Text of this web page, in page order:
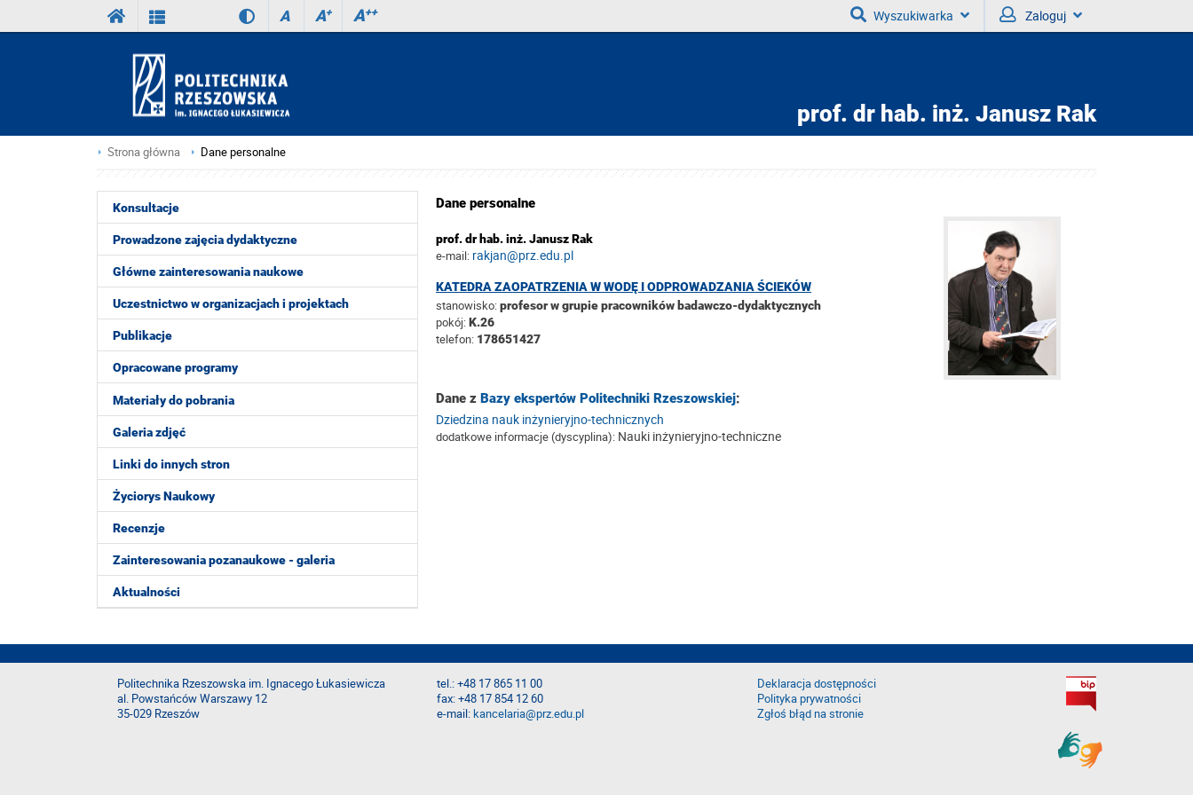
A A+ A++ Wyszukiwarka Zaloguj
prof. dr hab. inż. Janusz Rak
Strona główna Dane personalne
Konsultacje
Prowadzone zajęcia dydaktyczne
Główne zainteresowania naukowe
Uczestnictwo w organizacjach i projektach
Publikacje
Opracowane programy
Materiały do pobrania
Galeria zdjęć
Linki do innych stron
Życiorys Naukowy
Recenzje
Zainteresowania pozanaukowe - galeria
Aktualności
Dane personalne
prof. dr hab. inż. Janusz Rak
e-mail: rakjan@prz.edu.pl
KATEDRA ZAOPATRZENIA W WODĘ I ODPROWADZANIA ŚCIEKÓW
stanowisko:profesor w grupie pracowników badawczo-dydaktycznych
pokój:K.26
telefon: 178651427
Dane z Bazy ekspertów Politechniki Rzeszowskiej:
Dziedzina nauk inżynieryjno-technicznych
dodatkowe informacje (dyscyplina): Nauki inżynieryjno-techniczne
Politechnika Rzeszowska im. Ignacego Łukasiewicza
al. Powstańców Warszawy 12
35-029 Rzeszów
tel.: +48 17 865 11 00
fax: +48 17 854 12 60
e-mail:kancelaria@prz.edu.pl
Deklaracja dostępności
Polityka prywatności
Zgłoś błąd na stronie